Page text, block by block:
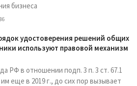
бизнеса
удостоверения решений общих
используют правовой механизм
РФ в отношении подп. 3 п. 3 ст. 67.1
еще в 2019 г., до сих пор вызывает